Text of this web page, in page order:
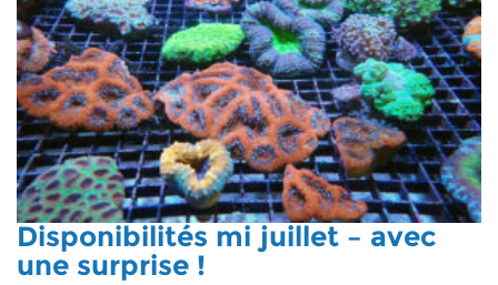
Disponibilités mi juillet – avec
une surprise !